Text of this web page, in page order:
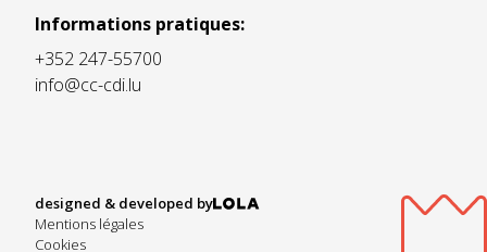
Informations pratiques:
+352 247-55700
info@cc-cdi.lu
designed & developed by
Mentions légales
Cookies